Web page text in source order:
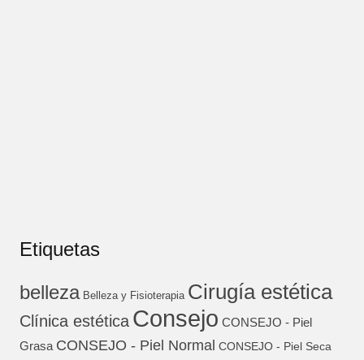
Etiquetas
belleza Belleza y Fisioterapia Cirugía estética
Clínica estética Consejo CONSEJO - Piel
Grasa CONSEJO - Piel Normal CONSEJO - Piel Seca